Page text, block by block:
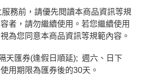
務前，請優先閱讀本商品資訊等規
者，請勿繼續使用。若您繼續使用
為您同意本商品資訊等規範內容。
天匯券(逢假日順延);  週六、日下
用期限為匯券後的30天。